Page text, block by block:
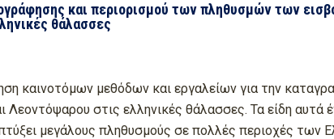
και περιορισμού των πληθυσμών των
θάλασσες
καινοτόμων μεθόδων και εργαλείων για την
στις ελληνικές θάλασσες. Τα είδη αυτά
μεγάλους πληθυσμούς σε πολλές περιοχές των